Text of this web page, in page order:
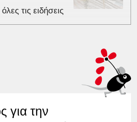
τις ειδήσεις
για την